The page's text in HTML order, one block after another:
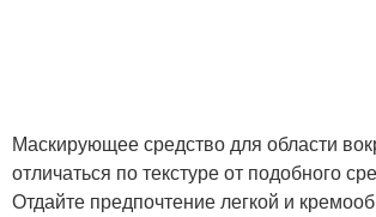
Маскирующее средство для области
отличаться по текстуре от подобного
Отдайте предпочтение легкой и